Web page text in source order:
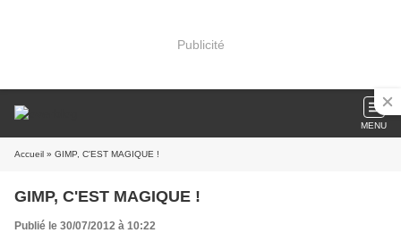
Publicité
MENU
Accueil » GIMP, C'EST MAGIQUE !
GIMP, C'EST MAGIQUE !
Publié le 30/07/2012 à 10:22